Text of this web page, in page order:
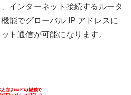
インターネット接続するルータ
能でグローバル IP アドレスに
ト通信が可能になります。